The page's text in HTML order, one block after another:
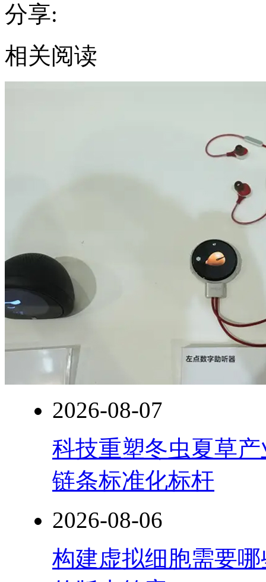
分享:
相关阅读
2026-08-07
科技重塑冬虫夏草
链条标准化标杆
2026-08-06
构建虚拟细胞需要